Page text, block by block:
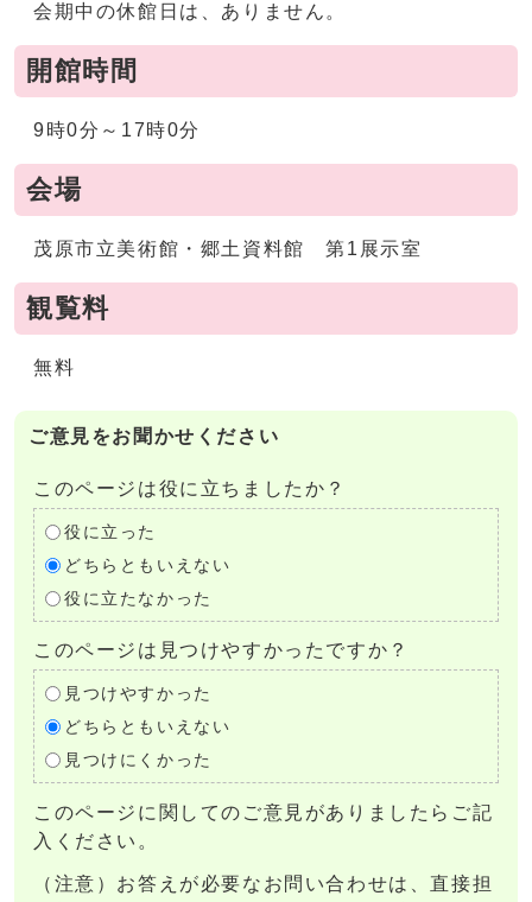
会期中の休館日は、ありません。
開館時間
9時0分～17時0分
会場
茂原市立美術館・郷土資料館 第1展示室
観覧料
無料
ご意見をお聞かせください
このページは役に立ちましたか？
役に立った
どちらともいえない
役に立たなかった
このページは見つけやすかったですか？
見つけやすかった
どちらともいえない
見つけにくかった
このページに関してのご意見がありましたらご記
入ください。
（注意）お答えが必要なお問い合わせは、直接担